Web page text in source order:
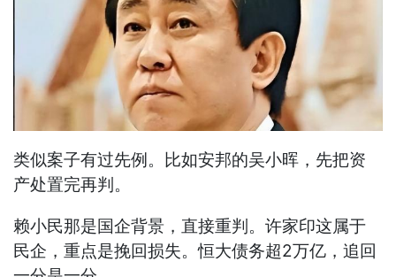
类似案子有过先例。比如安邦的吴小晖，先把资
产处置完再判。
赖小民那是国企背景，直接重判。许家印这属于
民企，重点是挽回损失。恒大债务超2万亿，追回